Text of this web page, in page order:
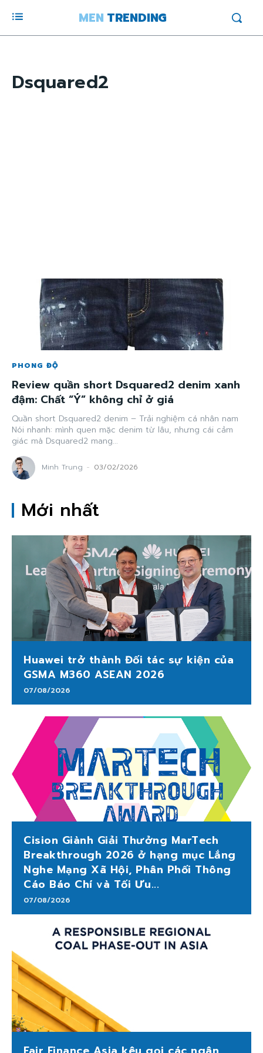
MEN TRENDING
Dsquared2
PHONG ĐỘ
Review quần short Dsquared2 denim xanh
đậm: Chất “Ý” không chỉ ở giá
Quần short Dsquared2 denim – Trải nghiệm cá nhân nam
Nói nhanh: mình quen mặc denim từ lâu, nhưng cái cảm
giác mà Dsquared2 mang...
Minh Trung - 03/02/2026
Mới nhất
Huawei trở thành Đối tác sự kiện của
GSMA M360 ASEAN 2026
07/08/2026
Cision Giành Giải Thưởng MarTech
Breakthrough 2026 ở hạng mục Lắng
Nghe Mạng Xã Hội, Phân Phối Thông
Cáo Báo Chí và Tối Ưu...
07/08/2026